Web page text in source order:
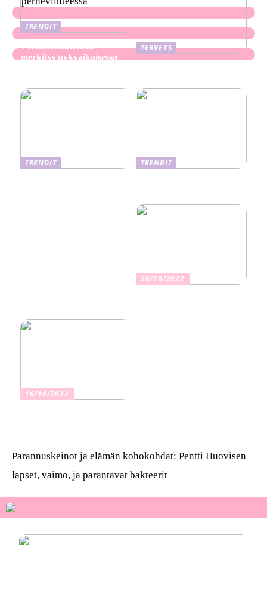
TRENDIT
Verkkokasinoiden
merkitys nykyaikaisessa
TERVEYS
TRENDIT
TRENDIT
26/10/2022
16/10/2022
Parannuskeinot ja elämän kohokohdat: Pentti Huovisen
lapset, vaimo, ja parantavat bakteerit